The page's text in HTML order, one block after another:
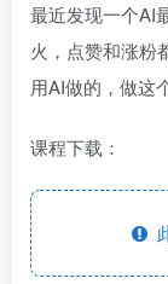
最近发现一个AI
火，点赞和涨粉
用AI做的，做这
课程下载：